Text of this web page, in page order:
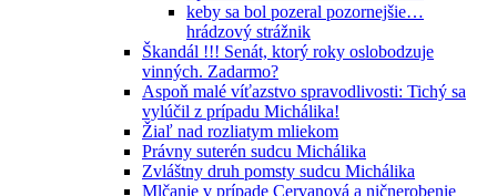
keby sa bol pozeral pozornejšie…
hrádzový strážnik
Škandál !!! Senát, ktorý roky oslobodzuje
vinných. Zadarmo?
Aspoň malé víťazstvo spravodlivosti: Tichý sa
vylúčil z prípadu Michálika!
Žiaľ nad rozliatym mliekom
Právny suterén sudcu Michálika
Zvláštny druh pomsty sudcu Michálika
Mlčanie v prípade Cervanová a ničnerobenie